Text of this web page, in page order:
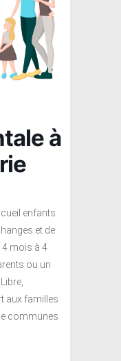
à
enfants
et de
4 mois à 4
ou un
aux familles
communes